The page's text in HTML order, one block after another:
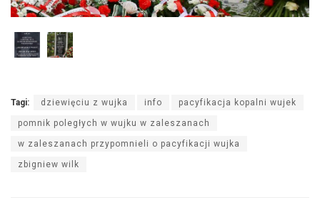
Tagi: dziewięciu z wujka info pacyfikacja kopalni wujek
pomnik poległych w wujku w zaleszanach
w zaleszanach przypomnieli o pacyfikacji wujka
zbigniew wilk